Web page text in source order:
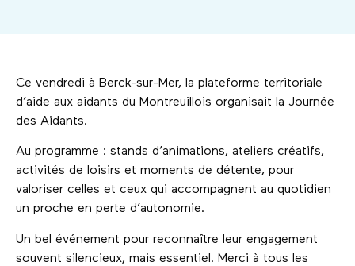
Ce vendredi à Berck-sur-Mer, la plateforme territoriale
d’aide aux aidants du Montreuillois organisait la Journée
des Aidants.
Au programme : stands d’animations, ateliers créatifs,
activités de loisirs et moments de détente, pour
valoriser celles et ceux qui accompagnent au quotidien
un proche en perte d’autonomie.
Un bel événement pour reconnaître leur engagement
souvent silencieux, mais essentiel. Merci à tous les